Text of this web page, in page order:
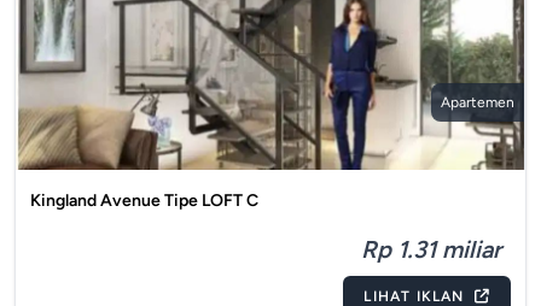
Apartemen
Kingland Avenue Tipe LOFT C
Rp 1.31 miliar
LIHAT IKLAN